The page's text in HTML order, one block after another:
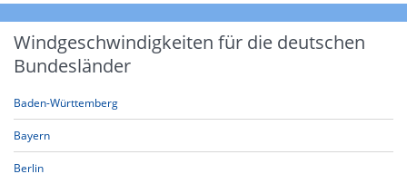
Windgeschwindigkeiten für die deutschen
Bundesländer
Baden-Württemberg
Bayern
Berlin